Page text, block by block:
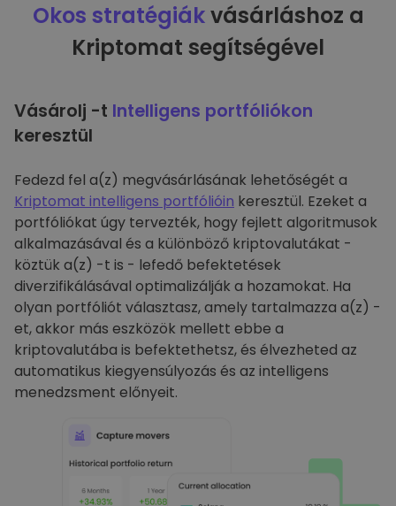
Okos stratégiákvásárláshoz a
Kriptomat segítségével
Vásárolj -t Intelligens portfóliókon
keresztül
Fedezd fel a(z) megvásárlásának lehetőségét a
Kriptomat intelligens portfólióin keresztül. Ezeket a
portfóliókat úgy tervezték, hogy fejlett algoritmusok
alkalmazásával és a különböző kriptovalutákat -
köztük a(z) -t is - lefedő befektetések
diverzifikálásával optimalizálják a hozamokat. Ha
olyan portfóliót választasz, amely tartalmazza a(z) -
et, akkor más eszközök mellett ebbe a
kriptovalutába is befektethetsz, és élvezheted az
automatikus kiegyensúlyozás és az intelligens
menedzsment előnyeit.